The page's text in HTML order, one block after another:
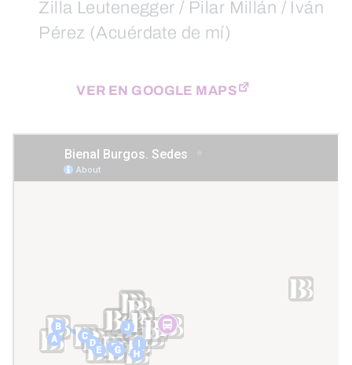
Zilla Leutenegger / Pilar Millán / Iván
Pérez (Acuérdate de mí)
VER EN GOOGLE MAPS